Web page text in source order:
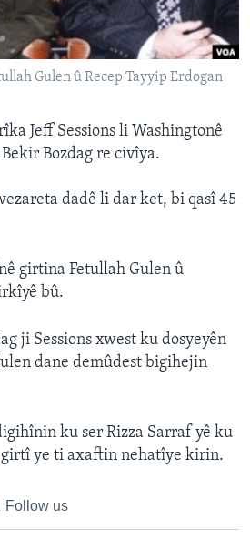
Gulen û Recep Tayyip Erdogan
Jeff Sessions li Washingtonê
Bozdag re civîya.
dadê li dar ket, bi qasî 45
girtina Fetullah Gulen û
bû.
ji Sessions xwest ku dosyeyên
dane demûdest bigihejin
ku ser Rizza Sarraf yê ku
ye ti axaftin nehatîye kirin.
Follow us